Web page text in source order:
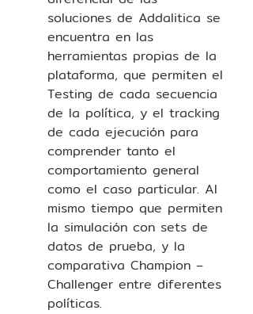
soluciones de Addalitica se
encuentra en las
herramientas propias de la
plataforma, que permiten el
Testing de cada secuencia
de la política, y el tracking
de cada ejecución para
comprender tanto el
comportamiento general
como el caso particular. Al
mismo tiempo que permiten
la simulación con sets de
datos de prueba, y la
comparativa Champion –
Challenger entre diferentes
políticas.